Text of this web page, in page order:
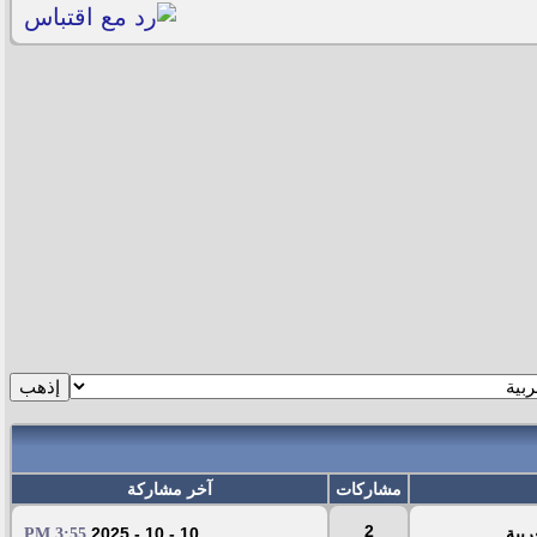
مشاركات آخر مشاركة
2